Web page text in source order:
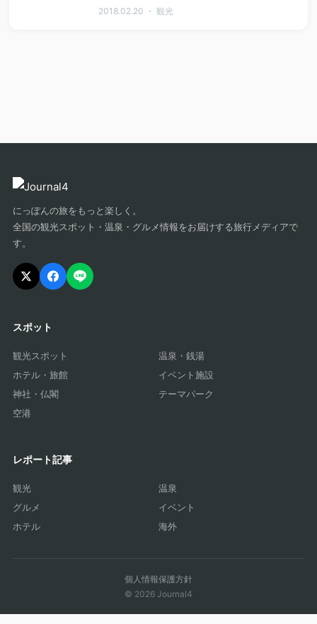
2018.02.20 ・ 観光
にっぽんの旅をもっと楽しく。
全国の観光スポット・温泉・グルメ情報をお届けする旅行メディアで
す。
スポット
観光スポット
温泉・銭湯
ホテル・旅館
イベント施設
神社・仏閣
テーマパーク
空港
レポート記事
観光
温泉
グルメ
イベント
ホテル
海外
個人情報保護方針
© 2026 Journal4